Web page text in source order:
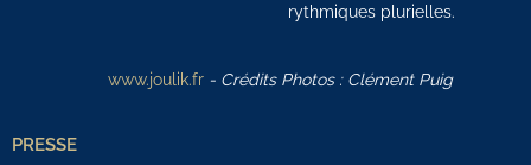
rythmiques plurielles.
www.joulik.fr- Crédits Photos : Clément Puig
PRESSE